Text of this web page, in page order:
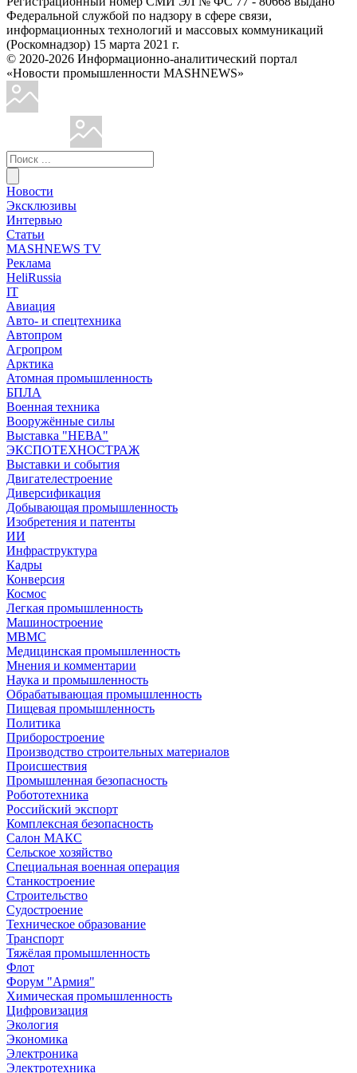
Федеральной службой по надзору в сфере связи,
информационных технологий и массовых коммуникаций
(Роскомнадзор) 15 марта 2021 г.
© 2020-2026 Информационно-аналитический портал
«Новости промышленности MASHNEWS»
Новости
Эксклюзивы
Интервью
Статьи
MASHNEWS TV
Реклама
HeliRussia
IT
Авиация
Авто- и спецтехника
Автопром
Агропром
Арктика
Атомная промышленность
БПЛА
Военная техника
Вооружённые силы
Выставка "НЕВА"
ЭКСПОТЕХНОСТРАЖ
Выставки и события
Двигателестроение
Диверсификация
Добывающая промышленность
Изобретения и патенты
ИИ
Инфраструктура
Кадры
Конверсия
Космос
Легкая промышленность
Машиностроение
МВМС
Медицинская промышленность
Мнения и комментарии
Наука и промышленность
Обрабатывающая промышленность
Пищевая промышленность
Политика
Приборостроение
Производство строительных материалов
Происшествия
Промышленная безопасность
Робототехника
Российский экспорт
Комплексная безопасность
Салон МАКС
Сельское хозяйство
Специальная военная операция
Станкостроение
Строительство
Судостроение
Техническое образование
Транспорт
Тяжёлая промышленность
Флот
Форум "Армия"
Химическая промышленность
Цифровизация
Экология
Экономика
Электроника
Электротехника